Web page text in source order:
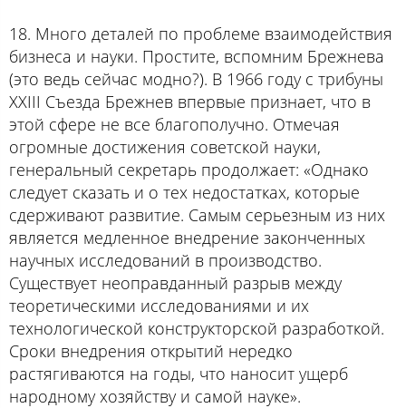
18. Много деталей по проблеме взаимодействия
бизнеса и науки. Простите, вспомним Брежнева
(это ведь сейчас модно?). В 1966 году с трибуны
XXIII Съезда Брежнев впервые признает, что в
этой сфере не все благополучно. Отмечая
огромные достижения советской науки,
генеральный секретарь продолжает: «Однако
следует сказать и о тех недостатках, которые
сдерживают развитие. Самым серьезным из них
является медленное внедрение законченных
научных исследований в производство.
Существует неоправданный разрыв между
теоретическими исследованиями и их
технологической конструкторской разработкой.
Сроки внедрения открытий нередко
растягиваются на годы, что наносит ущерб
народному хозяйству и самой науке».